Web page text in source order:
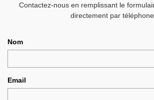
Contactez-nous en remplissant le
directement par téléphone
Nom
Email